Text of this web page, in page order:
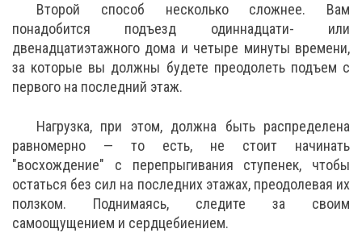
Второй способ несколько сложнее. Вам
понадобится подъезд одиннадцати- или
двенадцатиэтажного дома и четыре минуты времени,
за которые вы должны будете преодолеть подъем с
первого на последний этаж.
Нагрузка, при этом, должна быть распределена
равномерно — то есть, не стоит начинать
"восхождение" с перепрыгивания ступенек, чтобы
остаться без сил на последних этажах, преодолевая их
ползком. Поднимаясь, следите за своим
самоощущением и сердцебиением.